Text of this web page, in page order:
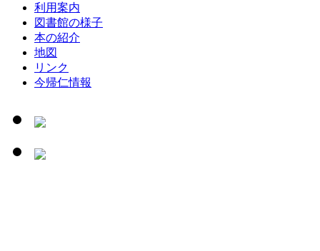
利用案内
図書館の様子
本の紹介
地図
リンク
今帰仁情報